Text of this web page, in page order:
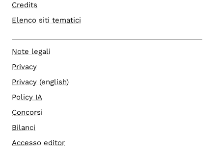
Credits
Elenco siti tematici
Note legali
Privacy
Privacy (english)
Policy IA
Concorsi
Bilanci
Accesso editor